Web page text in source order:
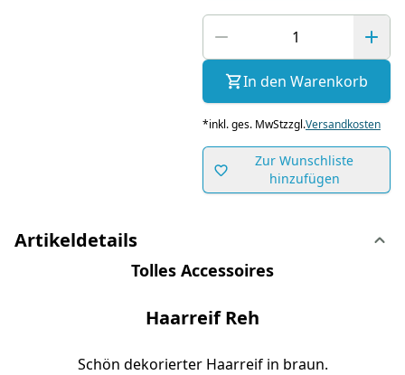
In den Warenkorb
*inkl. ges. MwStzzgl.Versandkosten
Zur Wunschliste
hinzufügen
Artikeldetails
Tolles Accessoires
Haarreif Reh
Schön dekorierter Haarreif in braun.